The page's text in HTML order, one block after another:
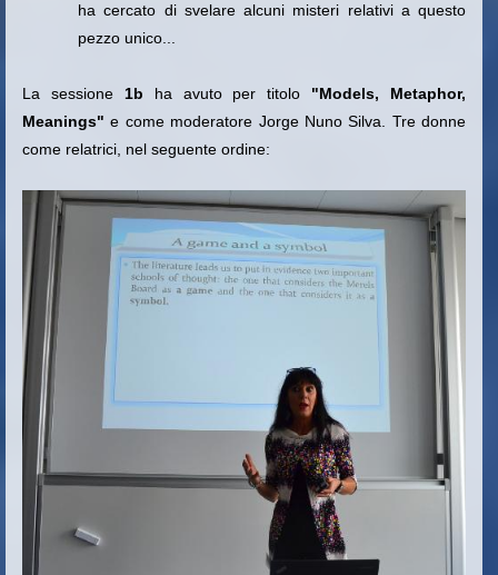
ha cercato di svelare alcuni misteri relativi a questo
pezzo unico...
La sessione 1b ha avuto per titolo "Models, Metaphor,
Meanings"e come moderatore Jorge Nuno Silva. Tre donne
come relatrici, nel seguente ordine: